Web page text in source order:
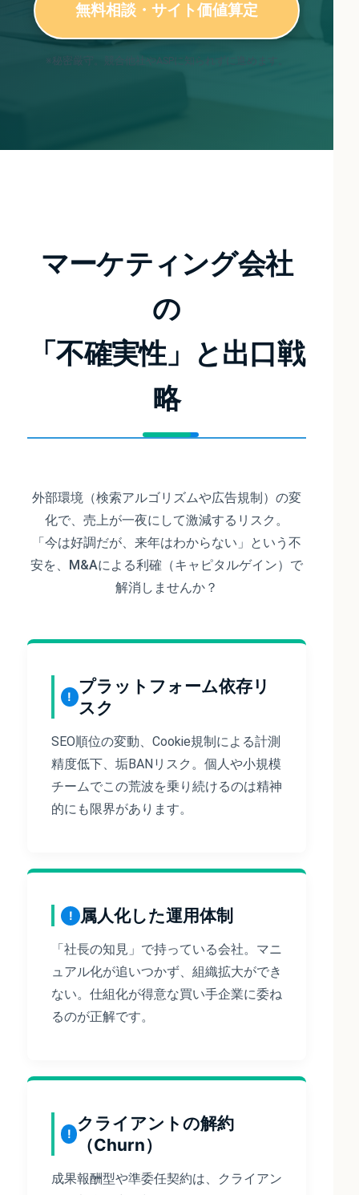
無料相談・サイト価値算定
※秘密厳守。競合他社やASPに知られずに進めます。
マーケティング会社
の
「不確実性」と出口戦
略
外部環境（検索アルゴリズムや広告規制）の変
化で、売上が一夜にして激減するリスク。
「今は好調だが、来年はわからない」という不
安を、M&Aによる利確（キャピタルゲイン）で
解消しませんか？
プラットフォーム依存リ
スク
SEO順位の変動、Cookie規制による計測
精度低下、垢BANリスク。個人や小規模
チームでこの荒波を乗り続けるのは精神
的にも限界があります。
属人化した運用体制
「社長の知見」で持っている会社。マニ
ュアル化が追いつかず、組織拡大ができ
ない。仕組化が得意な買い手企業に委ね
るのが正解です。
クライアントの解約
（Churn）
成果報酬型や準委任契約は、クライアン